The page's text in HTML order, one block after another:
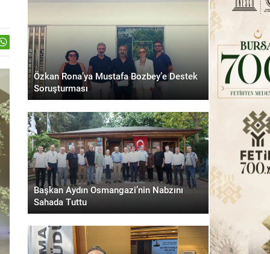
Özkan Rona’ya Mustafa Bozbey’e Destek
Soruşturması
Başkan Aydın Osmangazi’nin Nabzını
Sahada Tuttu